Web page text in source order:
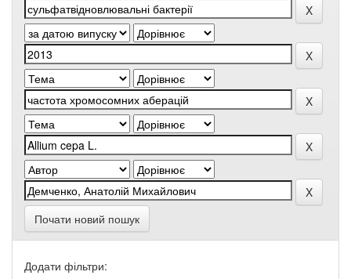
Почати новий пошук
Додати фільтри: